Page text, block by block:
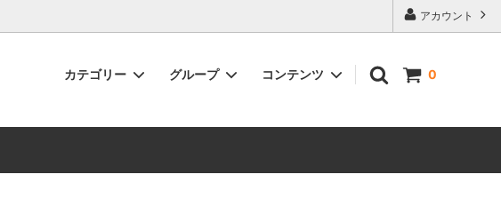
アカウント
0
カテゴリー グループ コンテンツ
outside of Japan!